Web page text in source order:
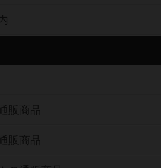
販商品
販商品